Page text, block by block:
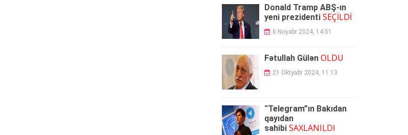
Donald Tramp ABŞ-ın
yeni prezidenti SEÇİLDİ
6 Noyabr 2024, 14:51
Fətullah Gülən ÖLDÜ
21 Oktyabr 2024, 11:13
“Telegram”ın Bakıdan
qayıdan
sahibi SAXLANILDI